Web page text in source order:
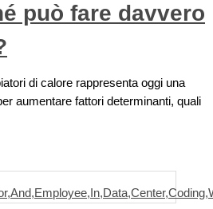
può fare davvero
di calore rappresenta oggi una
aumentare fattori determinanti, quali